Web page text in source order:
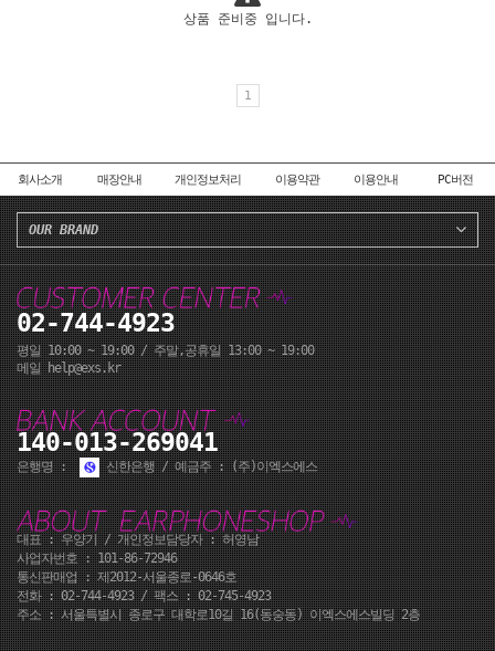
상품 준비중 입니다.
1
회사소개 매장안내 개인정보처리 이용약관 이용안내 PC버전
OUR BRAND
02-744-4923
평일 10:00 ~ 19:00 / 주말,공휴일 13:00 ~ 19:00
메일 help@exs.kr
140-013-269041
은행명 : 신한은행 / 예금주 : (주)이엑스에스
대표 : 우양기 / 개인정보담당자 : 허영남
사업자번호 : 101-86-72946
통신판매업 : 제2012-서울종로-0646호
전화 :02-744-4923/ 팩스 : 02-745-4923
주소 : 서울특별시 종로구 대학로10길 16(동숭동) 이엑스에스빌딩 2층